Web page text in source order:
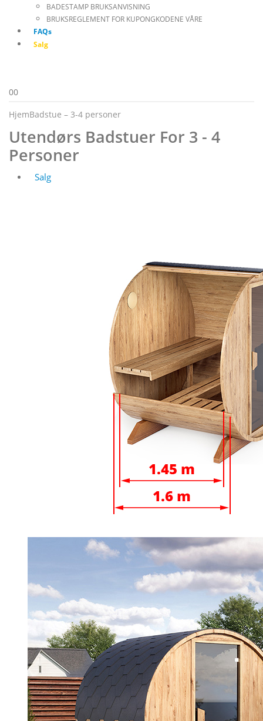
BADESTAMP BRUKSANVISNING
BRUKSREGLEMENT FOR KUPONGKODENE VÅRE
FAQs
Salg
00
HjemBadstue – 3-4 personer
Utendørs Badstuer For 3 - 4
Personer
Salg